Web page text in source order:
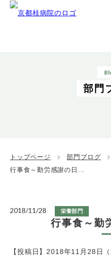
部門
トップページ 部門ブログ
行事食～勤労感謝の日...
2018/11/28 栄養部門
行事食～勤
【投稿日】2018年11月28日（